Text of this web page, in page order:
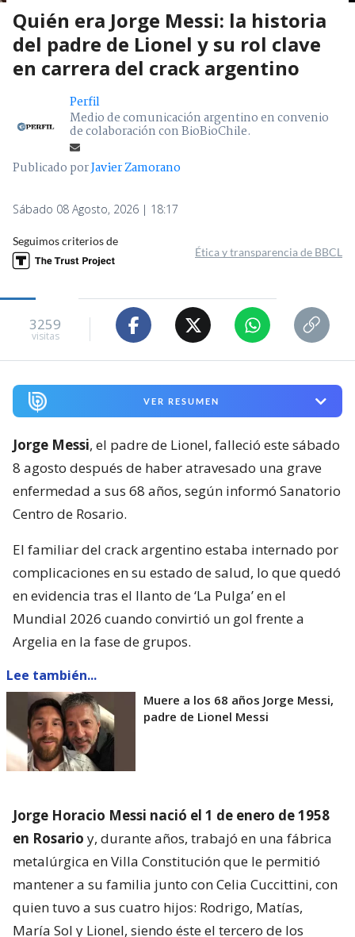
Quién era Jorge Messi: la historia
del padre de Lionel y su rol clave
en carrera del crack argentino
Perfil
Medio de comunicación argentino en convenio
de colaboración con BioBioChile.
Publicado porJavier Zamorano
Sábado 08 Agosto, 2026 | 18:17
Seguimos criterios de
Ética y transparencia de BBCL
3259
visitas
VER RESUMEN
Jorge Messi, el padre de Lionel, falleció este sábado
8 agosto después de haber atravesado una grave
enfermedad a sus 68 años, según informó Sanatorio
Centro de Rosario.
El familiar del crack argentino estaba internado por
complicaciones en su estado de salud, lo que quedó
en evidencia tras el llanto de ‘La Pulga’ en el
Mundial 2026 cuando convirtió un gol frente a
Argelia en la fase de grupos.
Lee también...
Muere a los 68 años Jorge Messi,
padre de Lionel Messi
Jorge Horacio Messi nació el 1 de enero de 1958
en Rosario y, durante años, trabajó en una fábrica
metalúrgica en Villa Constitución que le permitió
mantener a su familia junto con Celia Cuccittini, con
quien tuvo a sus cuatro hijos: Rodrigo, Matías,
María Sol y Lionel, siendo éste el tercero de los